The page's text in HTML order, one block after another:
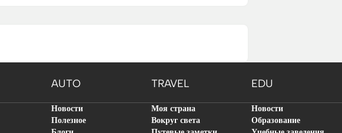
AUTO TRAVEL EDU
Новости
Полезное
Моя страна
Вокруг света
Новости
Образование